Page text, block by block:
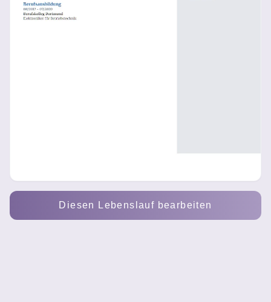
Diesen Lebenslauf bearbeiten